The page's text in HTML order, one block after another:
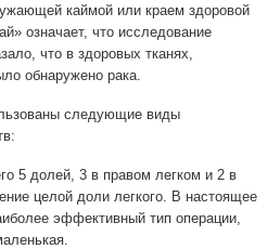
каймой или краем здоровой
означает, что исследование
что в здоровых тканях,
обнаружено рака.
следующие виды
5 долей, 3 в правом легком и 2 в
целой доли легкого. В настоящее
эффективный тип операции,